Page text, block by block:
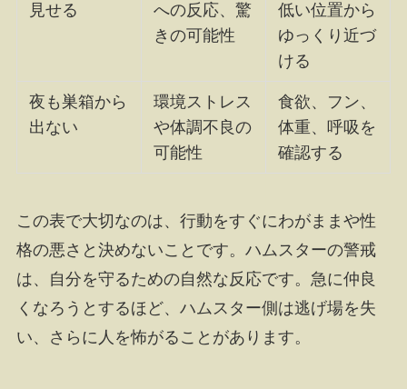
見せる
への反応、驚
きの可能性
低い位置から
ゆっくり近づ
ける
夜も巣箱から
出ない
環境ストレス
や体調不良の
可能性
食欲、フン、
体重、呼吸を
確認する
この表で大切なのは、行動をすぐにわがままや性
格の悪さと決めないことです。ハムスターの警戒
は、自分を守るための自然な反応です。急に仲良
くなろうとするほど、ハムスター側は逃げ場を失
い、さらに人を怖がることがあります。